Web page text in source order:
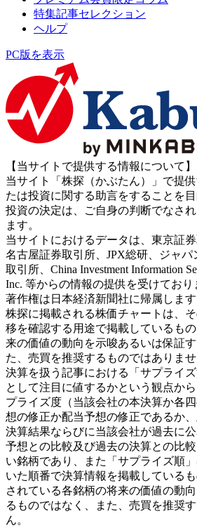
特集記事セレクション
ヘルプ
PC版を表示
【当サイトで提供する情報について】
当サイト「株探（かぶたん）」で提
たは投資に関する助言をすることを
投資の決定は、ご自身の判断でなさ
ます。
当サイトにおけるデータは、東京証
名古屋証券取引所、JPX総研、ジャ
取引所、China Investment Information
Inc. 等からの情報の提供を受けてお
著作権は日本経済新聞社に帰属します
株探に掲載される株価チャートは、
移を確認する用途で掲載しているも
来の価値の動向を示唆あるいは保証
た、売買を推奨するものではありませ
決算を扱う記事における「サプライ
として注目に値するかという観点か
プライズ度（当該会社の本決算か各
想の修正か配当予想の修正であるか
決算結果ならびに当該会社が過去に
予想との比較及び過去の決算との比
い銘柄であり、また「サプライズ順
いた順番で決算情報を掲載している
されている各銘柄の将来の価値の動
るものではなく、また、売買を推奨
ん。